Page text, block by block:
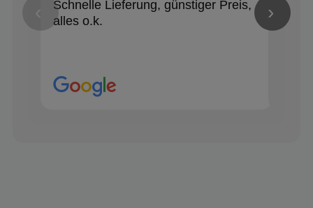
Schnelle Lieferung, günstiger Preis,
alles o.k.
›